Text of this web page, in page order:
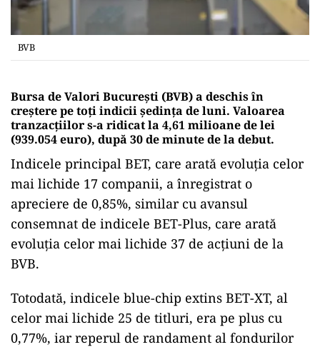
BVB
Bursa de Valori Bucureşti (BVB) a deschis în
creştere pe toţi indicii şedinţa de luni. Valoarea
tranzacţiilor s-a ridicat la 4,61 milioane de lei
(939.054 euro), după 30 de minute de la debut.
Indicele principal BET, care arată evoluţia celor
mai lichide 17 companii, a înregistrat o
apreciere de 0,85%, similar cu avansul
consemnat de indicele BET-Plus, care arată
evoluţia celor mai lichide 37 de acţiuni de la
BVB.
Totodată, indicele blue-chip extins BET-XT, al
celor mai lichide 25 de titluri, era pe plus cu
0,77%, iar reperul de randament al fondurilor